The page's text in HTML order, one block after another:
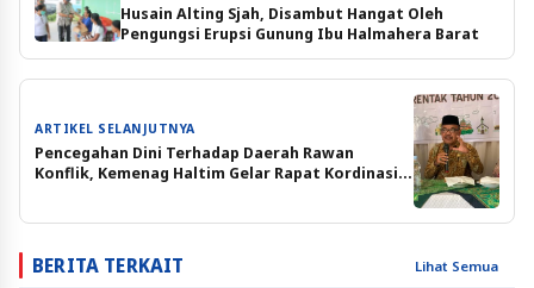
Husain Alting Sjah, Disambut Hangat Oleh
Pengungsi Erupsi Gunung Ibu Halmahera Barat
ARTIKEL SELANJUTNYA
Pencegahan Dini Terhadap Daerah Rawan
Konflik, Kemenag Haltim Gelar Rapat Kordinasi
BERITA TERKAIT Lihat Semua